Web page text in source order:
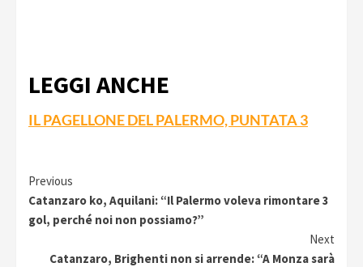
LEGGI ANCHE
IL PAGELLONE DEL PALERMO, PUNTATA 3
Continue
Reading
Previous
Catanzaro ko, Aquilani: “Il Palermo voleva rimontare 3
gol, perché noi non possiamo?”
Next
Catanzaro, Brighenti non si arrende: “A Monza sarà